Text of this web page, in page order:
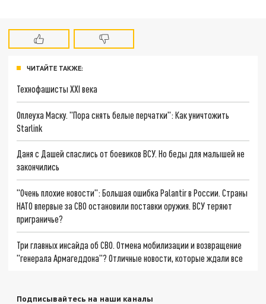
ЧИТАЙТЕ ТАКЖЕ:
Технофашисты XXI века
Оплеуха Маску. "Пора снять белые перчатки": Как уничтожить
Starlink
Даня с Дашей спаслись от боевиков ВСУ. Но беды для малышей не
закончились
"Очень плохие новости": Большая ошибка Palantir в России. Страны
НАТО впервые за СВО остановили поставки оружия. ВСУ теряют
приграничье?
Три главных инсайда об СВО. Отмена мобилизации и возвращение
"генерала Армагеддона"? Отличные новости, которые ждали все
Подписывайтесь на наши каналы